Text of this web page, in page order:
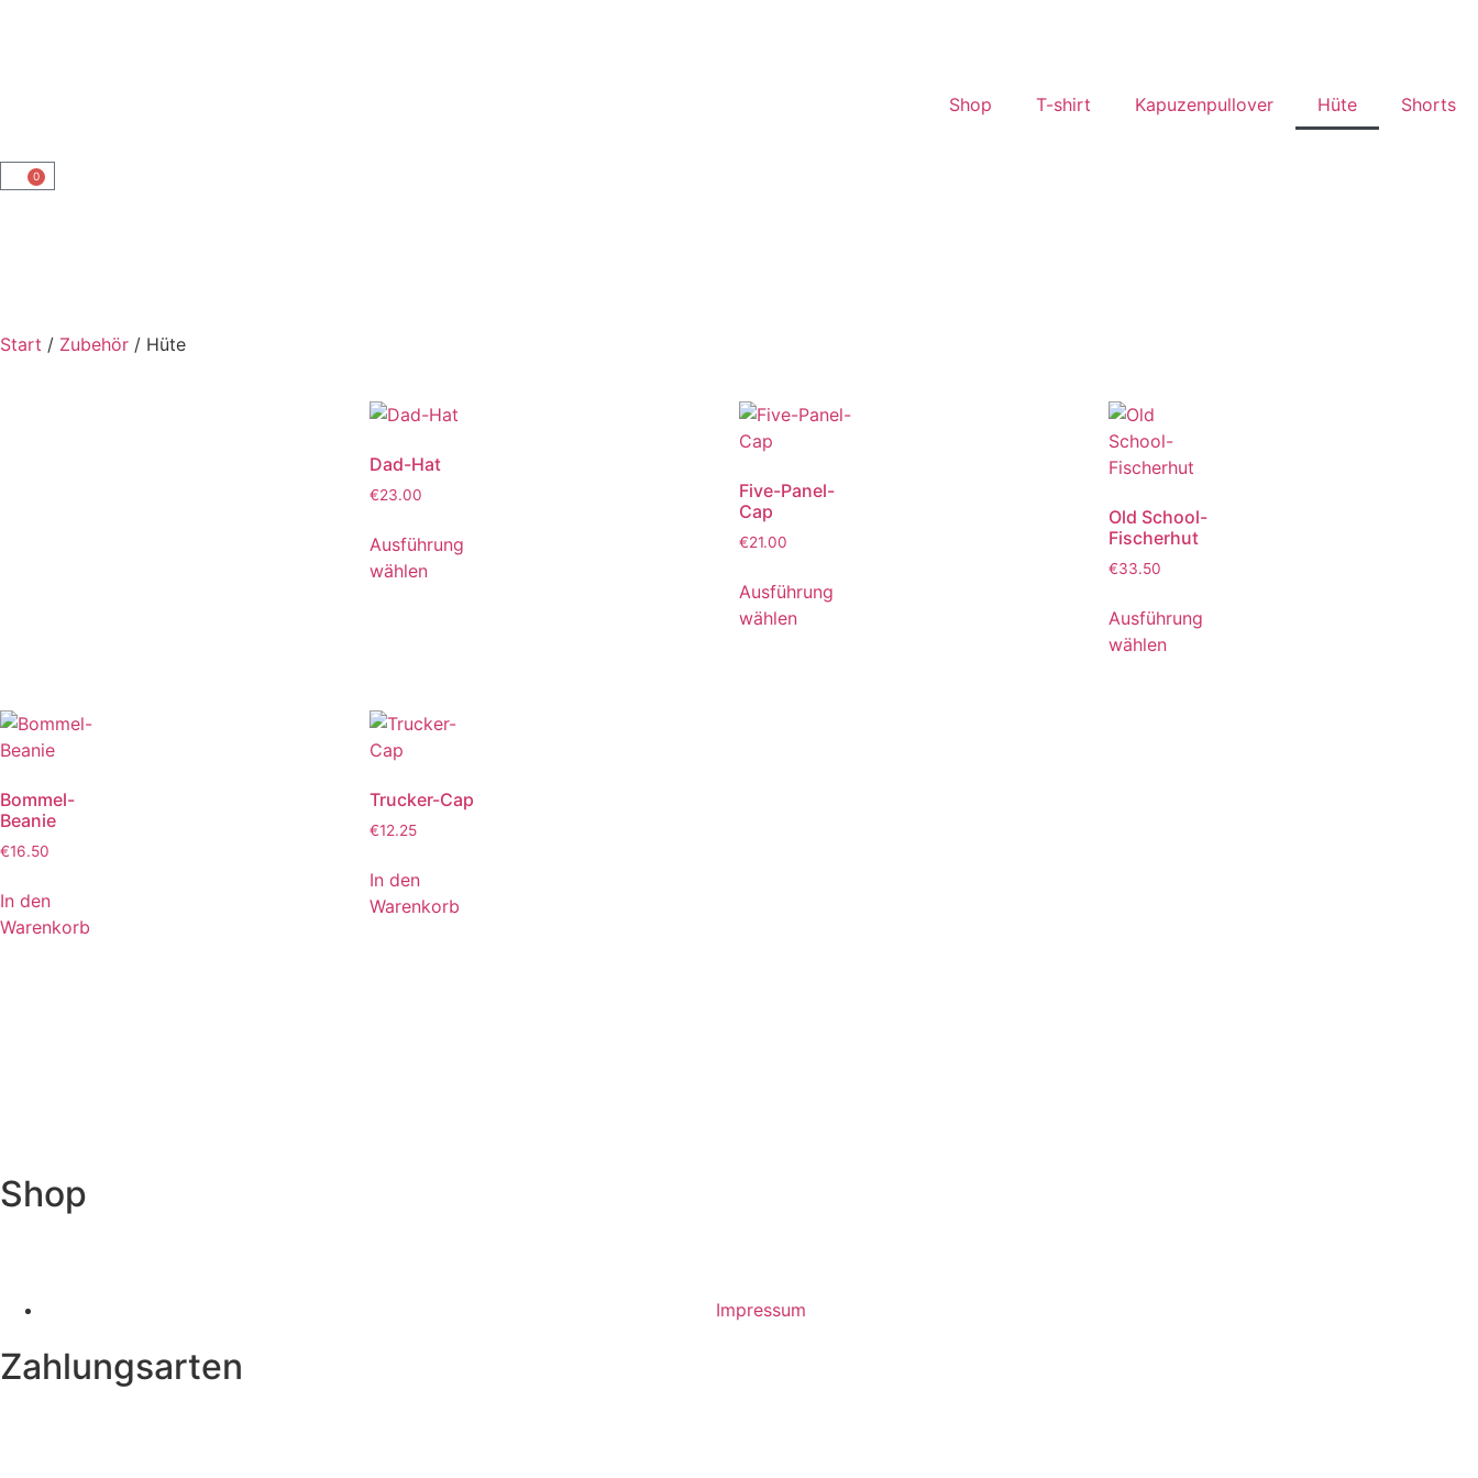
Shop T-shirt Kapuzenpullover Hüte Shorts
0
Start / Zubehör / Hüte
Dad-Hat
€23.00
Ausführung
wählen
Five-Panel-
Cap
€21.00
Ausführung
wählen
Old School-
Fischerhut
€33.50
Ausführung
wählen
Bommel-
Beanie
€16.50
In den
Warenkorb
Trucker-Cap
€12.25
In den
Warenkorb
Shop
Impressum
Zahlungsarten